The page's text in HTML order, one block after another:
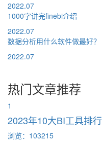
2022.07
1000字讲完finebi介绍
2022.07
数据分析用什么软件做最好？
2022.07
热门文章推荐
1
2023年10大BI工具排行
浏览：103215